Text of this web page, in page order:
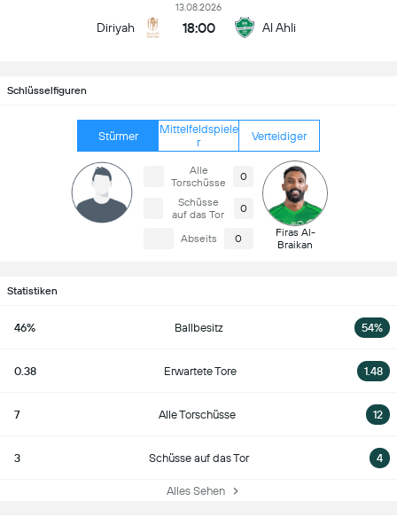
Diriyah
13.08.2026
18:00 Al Ahli
Schlüsselfiguren
Stürmer
Mittelfeldspiele
r
Verteidiger
Alle
Torschüsse
0
Schüsse
auf das Tor
0
Abseits 0
Firas Al-
Braikan
Statistiken
46% Ballbesitz 54%
0.38 Erwartete Tore 1.48
7 Alle Torschüsse 12
3 Schüsse auf das Tor 4
Alles Sehen